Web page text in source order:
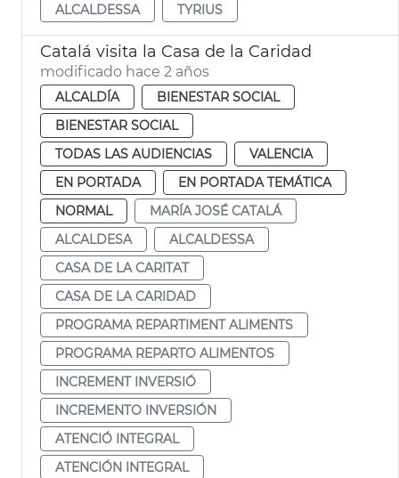
ALCALDESSA
TYRIUS
Catalá visita la Casa de la Caridad
modificado hace 2 años
ALCALDÍA
BIENESTAR SOCIAL
BIENESTAR SOCIAL
TODAS LAS AUDIENCIAS
VALENCIA
EN PORTADA
EN PORTADA TEMÁTICA
NORMAL
MARÍA JOSÉ CATALÁ
ALCALDESA
ALCALDESSA
CASA DE LA CARITAT
CASA DE LA CARIDAD
PROGRAMA REPARTIMENT ALIMENTS
PROGRAMA REPARTO ALIMENTOS
INCREMENT INVERSIÓ
INCREMENTO INVERSIÓN
ATENCIÓ INTEGRAL
ATENCIÓN INTEGRAL